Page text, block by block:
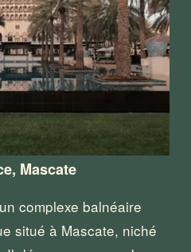
Mascate
complexe balnéaire
situé à Mascate, niché